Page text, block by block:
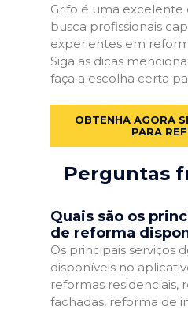
Grifo é uma
busca profissionais
experientes em
Siga as dicas
faça a escolha certa
OBTENHA AGORA
PARA
Perguntas
Quais são os
de reforma
Os principais serviços
disponíveis no
reformas residenciais,
fachadas, reforma de